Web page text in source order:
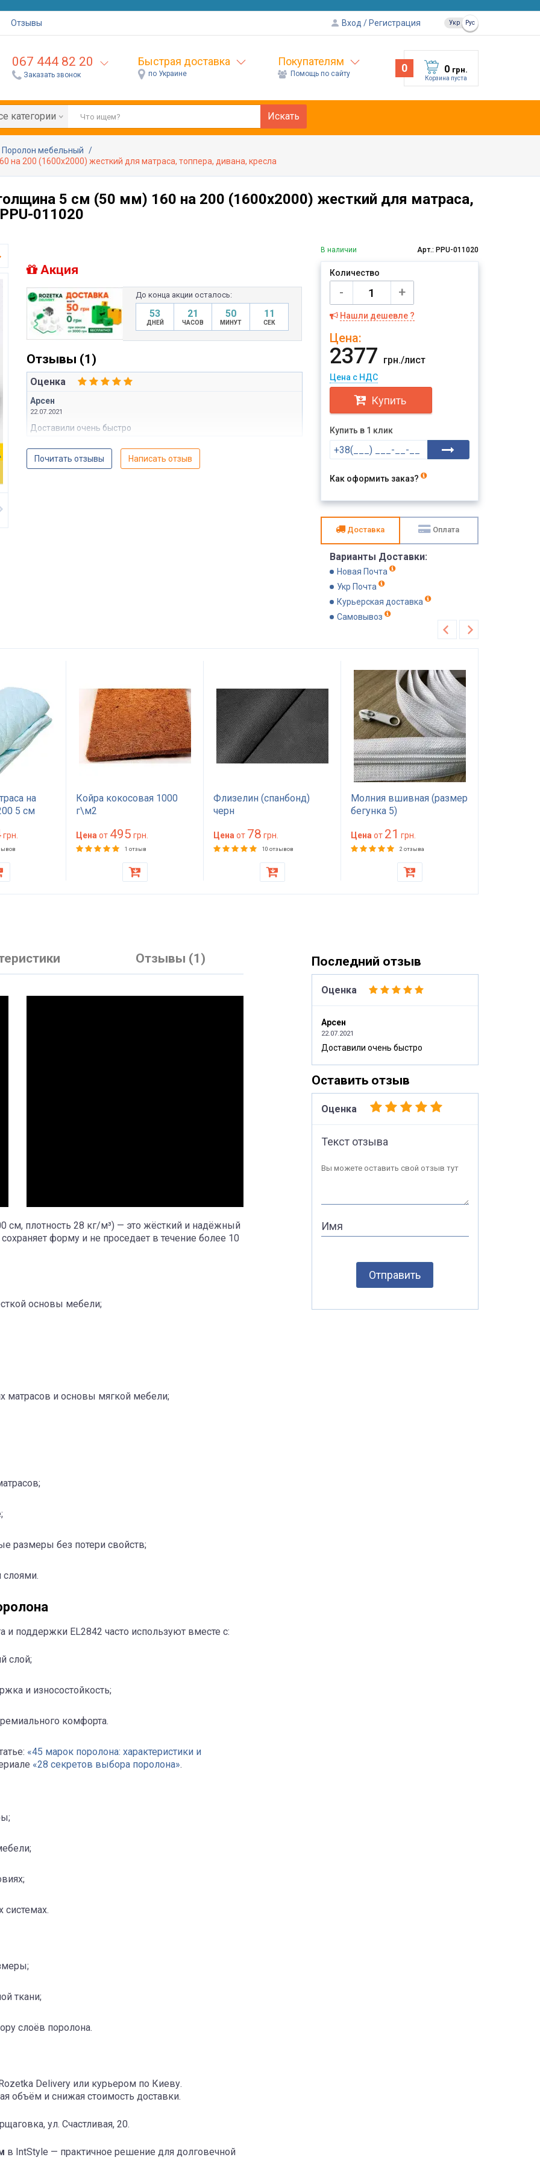
Отзывы Вход Регистрация Укр Рус
067 444 82 20
Заказать звонок
Быстрая доставка
по Украине
Покупателям
Помощь по сайту 0 0 грн.
Корзина пуста
категории Искать
Поролон мебельный
на 200 (1600х2000) жесткий для матраса, топпера, дивана, кресла
5 см (50 мм) 160 на 200 (1600х2000) жесткий для матраса,
011020
Акция
До конца акции осталось:
53
ДНЕЙ
21
ЧАСОВ
50
МИНУТ
10
СЕК
Отзывы (1)
Оценка
Арсен
22.07.2021
Доставили очень быстро
Почитать отзывы Написать отзыв
В наличии Арт.: PPU-011020
Количество
- +
Нашли дешевле ?
Цена:
2377 грн./лист
Цена с НДС
Купить
Купить в 1 клик
Как оформить заказ?
Доставка Оплата
Варианты Доставки:
Новая Почта
Укр Почта
Курьерская доставка
Самовывоз
на
5 см
грн.
Койра кокосовая 1000
г\м2
Цена от 495 грн.
1 отзыв
Флизелин (спанбонд)
черн
Цена от 78 грн.
10 отзывов
Молния вшивная (размер
бегунка 5)
Цена от 21 грн.
2 отзыва
Отзывы (1)
см, плотность 28 кг/м³) — это жёсткий и надёжный
форму и не проседает в течение более 10
основы мебели;
матрасов и основы мягкой мебели;
размеры без потери свойств;
слоями.
поддержки EL2842 часто используют вместе с:
слой;
и износостойкость;
комфорта.
«45 марок поролона: характеристики и
«28 секретов выбора поролона».
ткани;
слоёв поролона.
Delivery или курьером по Киеву.
объём и снижая стоимость доставки.
ул. Счастливая, 20.
в IntStyle — практичное решение для долговечной
Последний отзыв
Оценка
Арсен
22.07.2021
Доставили очень быстро
Оставить отзыв
Оценка
Текст отзыва
Вы можете оставить свой отзыв тут
Имя
Отправить